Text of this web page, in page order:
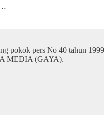
…
pokok pers No 40 tahun 1999
MEDIA (GAYA).